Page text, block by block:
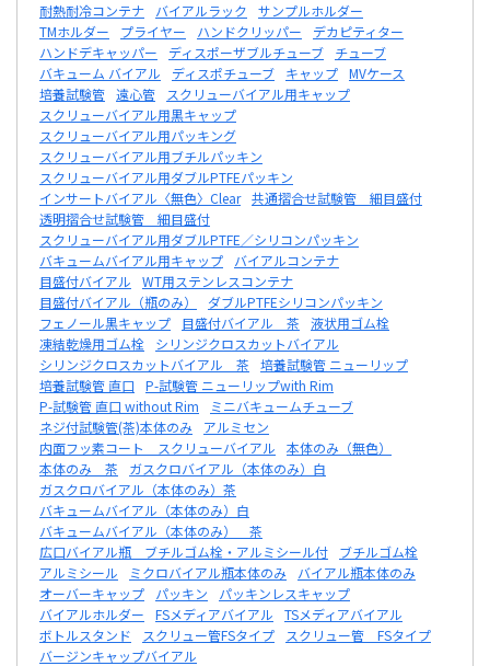
耐熱耐冷コンテナ
バイアルラック
サンプルホルダー
TMホルダー
プライヤー ハンドクリッパー
デカピティター
ハンドデキャッパー
ディスポーザブルチューブ
チューブ
バキューム バイアル
ディスポチューブ キャップ MVケース
培養試験管 遠心管
スクリューバイアル用キャップ
スクリューバイアル用黒キャップ
スクリューバイアル用パッキング
スクリューバイアル用ブチルパッキン
スクリューバイアル用ダブルPTFEパッキン
インサートバイアル〈無色〉Clear 共通摺合せ試験管 細目盛付
透明摺合せ試験管 細目盛付
スクリューバイアル用ダブルPTFE／シリコンパッキン
バキュームバイアル用キャップ
バイアルコンテナ
目盛付バイアル
WT用ステンレスコンテナ
目盛付バイアル（瓶のみ）
ダブルPTFEシリコンパッキン
フェノール黒キャップ
目盛付バイアル 茶
液状用ゴム栓
凍結乾燥用ゴム栓
シリンジクロスカットバイアル
シリンジクロスカットバイアル 茶
培養試験管 ニューリップ
培養試験管 直口
P-試験管 ニューリップwith Rim
P-試験管 直口 without Rim
ミニバキュームチューブ
ネジ付試験管(茶)本体のみ
アルミセン
内面フッ素コート スクリューバイアル
本体のみ（無色）
本体のみ 茶
ガスクロバイアル（本体のみ）白
ガスクロバイアル（本体のみ）茶
バキュームバイアル（本体のみ）白
バキュームバイアル（本体のみ） 茶
広口バイアル瓶 ブチルゴム栓・アルミシール付
ブチルゴム栓
アルミシール
ミクロバイアル瓶本体のみ
バイアル瓶本体のみ
オーバーキャップ
パッキン
パッキンレスキャップ
バイアルホルダー
FSメディアバイアル
TSメディアバイアル
ボトルスタンド
スクリュー管FSタイプ
スクリュー管 FSタイプ
バージンキャップバイアル